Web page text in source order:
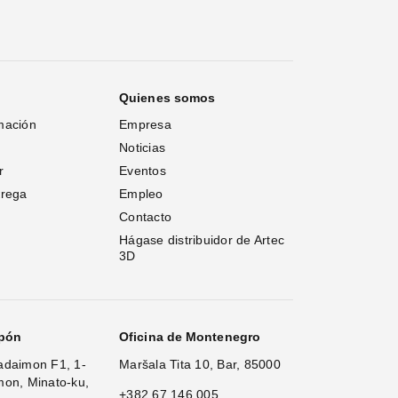
Quienes somos
Empresa
Noticias
Eventos
Empleo
Contacto
Hágase distribuidor de Artec
3D
F1, 1-
Minato-ku,
Oficina de Montenegro
Maršala Tita 10, Bar, 85000
+382 67 146 005